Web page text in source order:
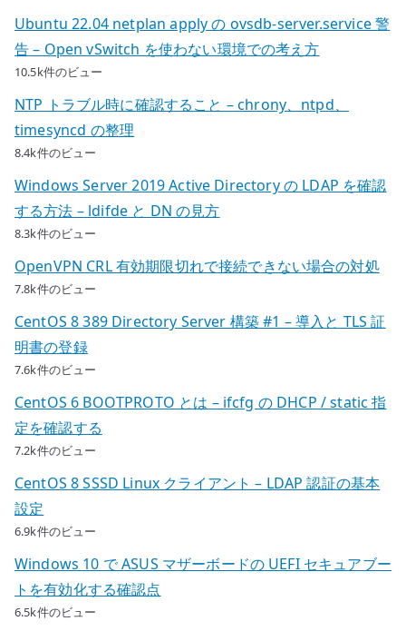
Ubuntu 22.04 netplan apply の ovsdb-server.service 警
告 – Open vSwitch を使わない環境での考え方
10.5k件のビュー
NTP トラブル時に確認すること – chrony、ntpd、
timesyncd の整理
8.4k件のビュー
Windows Server 2019 Active Directory の LDAP を確認
する方法 – ldifde と DN の見方
8.3k件のビュー
OpenVPN CRL 有効期限切れで接続できない場合の対処
7.8k件のビュー
CentOS 8 389 Directory Server 構築 #1 – 導入と TLS 証
明書の登録
7.6k件のビュー
CentOS 6 BOOTPROTO とは – ifcfg の DHCP / static 指
定を確認する
7.2k件のビュー
CentOS 8 SSSD Linux クライアント – LDAP 認証の基本
設定
6.9k件のビュー
Windows 10 で ASUS マザーボードの UEFI セキュアブー
トを有効化する確認点
6.5k件のビュー